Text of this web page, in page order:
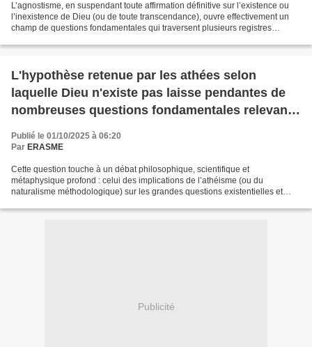
L’agnostisme, en suspendant toute affirmation définitive sur l’existence ou
l’inexistence de Dieu (ou de toute transcendance), ouvre effectivement un
champ de questions fondamentales qui traversent plusieurs registres
L'hypothèse retenue par les athées selon
laquelle Dieu n'existe pas laisse pendantes de
nombreuses questions fondamentales relevant
de plusieurs disciplines ! Quelles sont-elles ?
Publié le 01/10/2025 à 06:20
Par ERASME
Cette question touche à un débat philosophique, scientifique et
métaphysique profond : celui des implications de l’athéisme (ou du
naturalisme méthodologique) sur les grandes questions existentielles et
Publicité